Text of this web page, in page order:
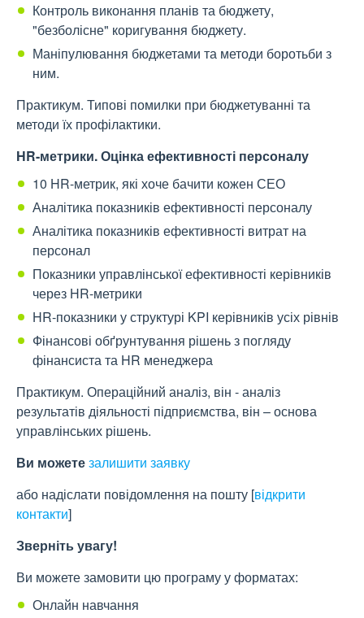
Контроль виконання планів та бюджету,
"безболісне" коригування бюджету.
Маніпулювання бюджетами та методи боротьби з
ним.
Практикум. Типові помилки при бюджетуванні та
методи їх профілактики.
HR-метрики. Оцінка ефективності персоналу
10 HR-метрик, які хоче бачити кожен СЕО
Аналітика показників ефективності персоналу
Аналітика показників ефективності витрат на
персонал
Показники управлінської ефективності керівників
через HR-метрики
HR-показники у структурі KPI керівників усіх рівнів
Фінансові обґрунтування рішень з погляду
фінансиста та HR менеджера
Практикум. Операційний аналіз, він - аналіз
результатів діяльності підприємства, він – основа
управлінських рішень.
Ви можетезалишити заявку
або надіслати повідомлення на пошту [відкрити
контакти]
Зверніть увагу!
Ви можете замовити цю програму у форматах:
Онлайн навчання